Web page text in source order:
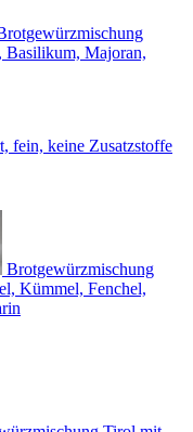
Basilikum, Majoran,
fein, keine Zusatzstoffe
Brotgewürzmischung
Kümmel, Fenchel,